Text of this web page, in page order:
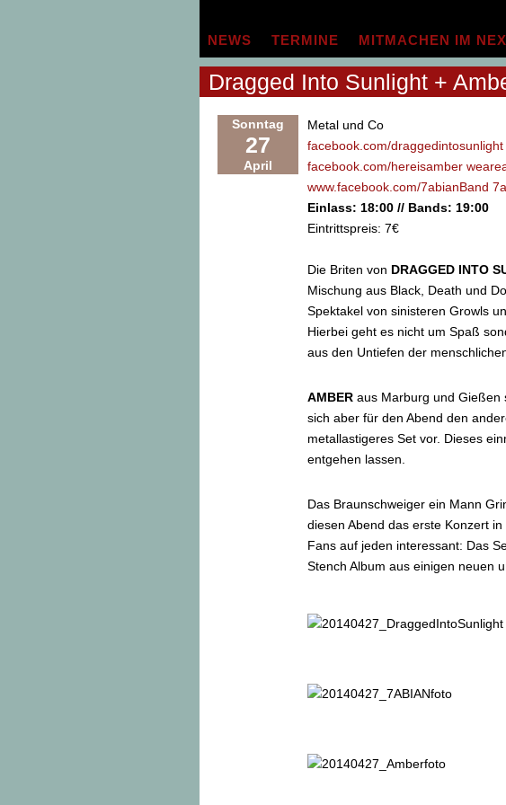
Inhalt
springen
NEWS TERMINE MITMACHEN IM
Dragged Into Sunlight +
Sonntag
27
April
Metal und Co
facebook.com/draggedintosunlight
facebook.com/hereisamber
www.facebook.com/7abianBand
Einlass: 18:00 // Bands: 19:00
Eintrittspreis: 7€
Die Briten von DRAGGED INTO
Mischung aus Black, Death und
Spektakel von sinisteren Growls
Hierbei geht es nicht um Spaß
aus den Untiefen der
AMBER aus Marburg und Gießen
sich aber für den Abend den
metallastigeres Set vor. Dieses
entgehen lassen.
Das Braunschweiger ein Mann
diesen Abend das erste Konzert
Fans auf jeden interessant: Das
Stench Album aus einigen neuen